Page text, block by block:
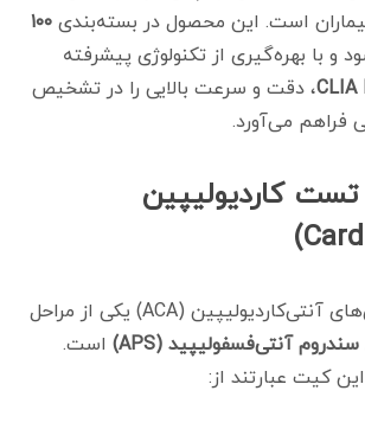
است. این محصول در بسته‌بندی ۱۰۰
و با بهره‌گیری از تکنولوژی پیشرفته
CLIA، دقت و سرعت بالایی را در تشخیص
فراهم می‌آورد.
کاردیولیپین
سنجش آنتی‌بادی‌های آنتی‌کاردیولیپین (ACA) یکی از مراحل
سندروم آنتی‌فسفولیپید (APS)
است.
کیت عبارتند از: